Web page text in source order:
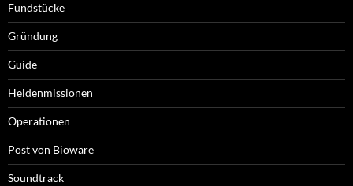
Fundstücke
Gründung
Guide
Heldenmissionen
Operationen
Post von Bioware
Soundtrack